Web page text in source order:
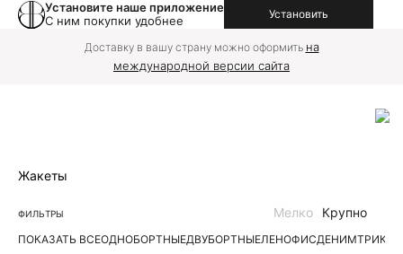
Установите наше приложение
С ним покупки удобнее
Установить
Доставку в вашу страну можно оформить на
международной версии сайта
Жакеты
ФИЛЬТРЫ
ПОКАЗАТЬ ВСЕОДНОБОРТНЫЕДВУБОРТНЫЕЛЕНОФИСДЕНИМ
Мелко Крупно